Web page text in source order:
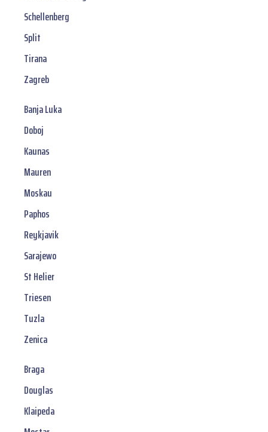
Schellenberg
Split
Tirana
Zagreb
Banja Luka
Doboj
Kaunas
Mauren
Moskau
Paphos
Reykjavik
Sarajewo
St Helier
Triesen
Tuzla
Zenica
Braga
Douglas
Klaipeda